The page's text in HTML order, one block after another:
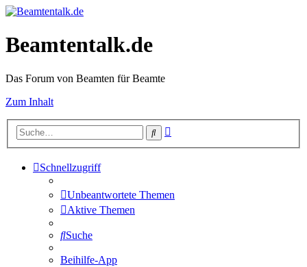
Beamtentalk.de
Das Forum von Beamten für Beamte
Zum Inhalt
Suche
Schnellzugriff
Unbeantwortete Themen
Aktive Themen
Suche
Beihilfe-App